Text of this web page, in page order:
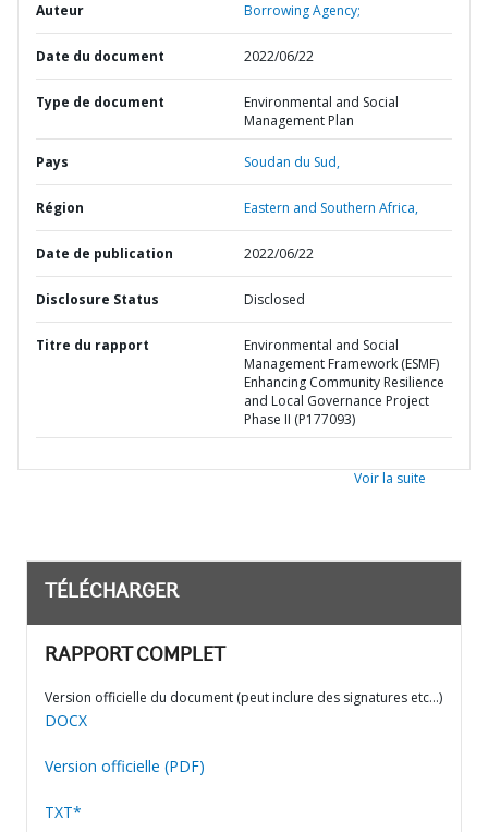
Auteur Borrowing Agency;
Date du document 2022/06/22
Type de document
Environmental and Social
Management Plan
Pays Soudan du Sud,
Région Eastern and Southern Africa,
Date de publication 2022/06/22
Disclosure Status Disclosed
Titre du rapport
Environmental and Social
Management Framework (ESMF)
Enhancing Community Resilience
and Local Governance Project
Phase II (P177093)
Voir la suite
TÉLÉCHARGER
RAPPORT COMPLET
Version officielle du document (peut inclure des signatures etc…)
DOCX
Version officielle (PDF)
TXT*